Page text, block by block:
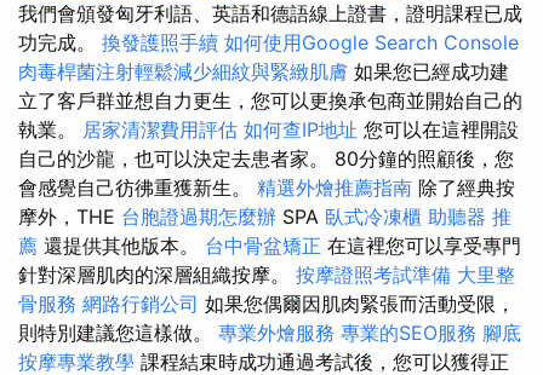
我們會頒發匈牙利語、英語和德語線上證書，證明課程已成
功完成。 換發護照手續 如何使用Google Search Console
肉毒桿菌注射輕鬆減少細紋與緊緻肌膚 如果您已經成功建
立了客戶群並想自力更生，您可以更換承包商並開始自己的
執業。 居家清潔費用評估 如何查IP地址 您可以在這裡開設
自己的沙龍，也可以決定去患者家。 80分鐘的照顧後，您
會感覺自己彷彿重獲新生。 精選外燴推薦指南 除了經典按
摩外，THE 台胞證過期怎麼辦 SPA 臥式冷凍櫃 助聽器 推
薦 還提供其他版本。 台中骨盆矯正 在這裡您可以享受專門
針對深層肌肉的深層組織按摩。 按摩證照考試準備 大里整
骨服務 網路行銷公司 如果您偶爾因肌肉緊張而活動受限，
則特別建議您這樣做。 專業外燴服務 專業的SEO服務 腳底
按摩專業教學 課程結束時成功通過考試後，您可以獲得正